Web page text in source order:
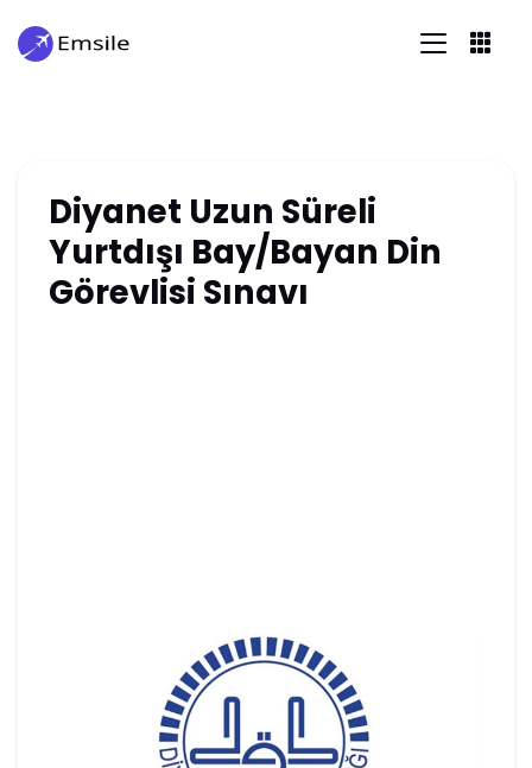
Diyanet Uzun Süreli
Yurtdışı Bay/Bayan Din
Görevlisi Sınavı